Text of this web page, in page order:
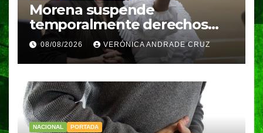
Morena suspende
temporalmente derechos
partidarios de Nayeli Salvatori
y Graciela Palomares
08/08/2026 VERÓNICA ANDRADE CRUZ
NACIONAL PORTADA